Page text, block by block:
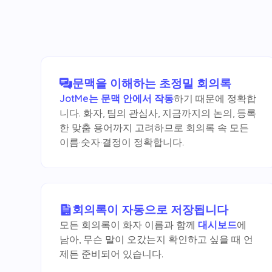
문맥을 이해하는 초정밀 회의록
JotMe는 문맥 안에서 작동하기 때문에 정확합
니다. 화자, 팀의 관심사, 지금까지의 논의, 등록
한 맞춤 용어까지 고려하므로 회의록 속 모든
이름·숫자·결정이 정확합니다.
회의록이 자동으로 저장됩니다
모든 회의록이 화자 이름과 함께대시보드에
남아, 무슨 말이 오갔는지 확인하고 싶을 때 언
제든 준비되어 있습니다.